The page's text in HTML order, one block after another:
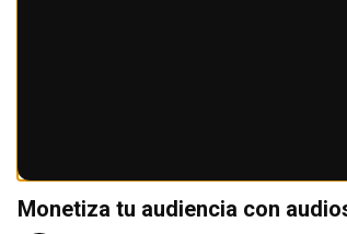
Monetiza tu audiencia con